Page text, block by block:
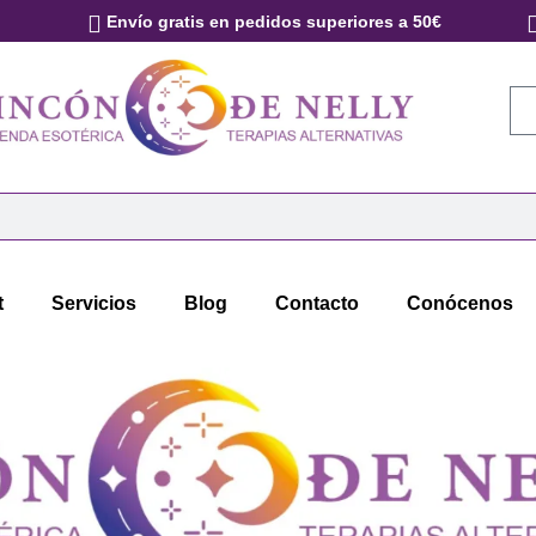
Envío gratis en pedidos superiores a 50€
Servicios Blog Contacto Conócenos